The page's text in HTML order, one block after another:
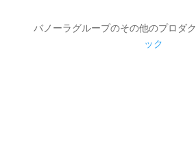
バノーラグループのその他のプロダ
ック